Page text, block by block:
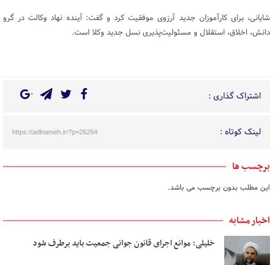
شایانی، برای کارآموزان جدید آرزوی موفقیت کرد و گفت: آینده نهاد وکالت در گرو
دانش، اخلاق، استقلال و مسئولیت‌پذیری نسل جدید وکلا است.
اشتراک گذاری :
لینک کوتاه : https://adlnameh.ir/?p=26264
برچسب ها
این مطلب بدون برچسب می باشد.
اخبار مشابه
خلیلی: موانع اجرای قانون جوانی جمعیت باید برطرف شود